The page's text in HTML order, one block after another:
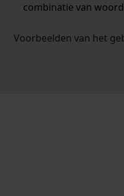
combinatie van
Voorbeelden van het